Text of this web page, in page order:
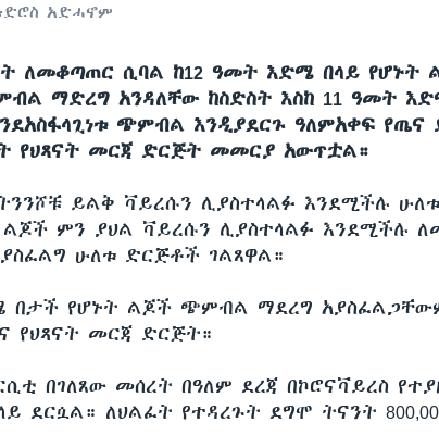
አድሓኖም
ለመቆጣጠር ሲባል ከ12 ዓመት እድሜ በላይ የሆኑት
ማድረግ አንዳለቸው ከስድስት እስከ 11 ዓመት
ጭምብል እንዲያደርጉ ዓለምአቀፍ የጤና
የህጻናት መርጃ ድርጅት መመርያ አውጥቷል።
ይልቅ ቫይረሱን ሊያስተላልፉ እንደሚችሉ
ልጆች ምን ያህል ቫይረሱን ሊያስተላልፉ እንደሚችሉ
ሁለቱ ድርጅቶች ገልጸዋል።
በታች የሆኑት ልጆች ጭምብል ማደረግ
የህጻናት መርጃ ድርጅት።
በገለጸው መሰረት በዓለም ደረጃ በኮሮናቫይረስ
ደርሷል። ለህልፈት የተዳረጉት ደግሞ ትናንት